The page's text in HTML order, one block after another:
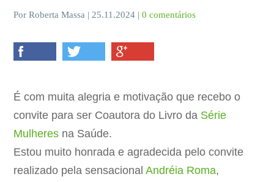
Por Roberta Massa | 25.11.2024 |0 comentários
É com muita alegria e motivação que recebo o
convite para ser Coautora do Livro da Série
Mulheres na Saúde.
Estou muito honrada e agradecida pelo convite
realizado pela sensacionalAndréia Roma,